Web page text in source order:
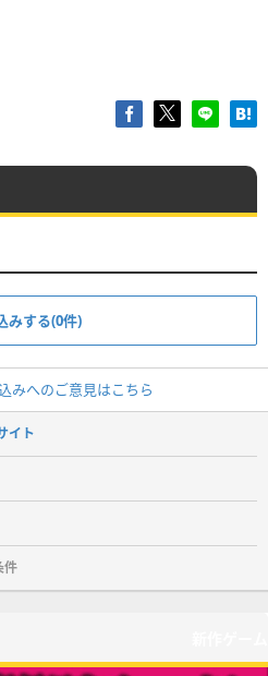
みする(0件)
みへのご意見はこちら
イト
件